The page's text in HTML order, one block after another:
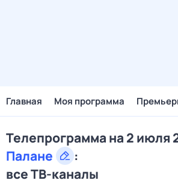
Главная Моя программа
Телепрограмма на 2 июля
Палане
:
все ТВ-каналы